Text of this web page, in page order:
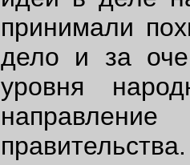
принимали
дело и за
уровня
правительства.